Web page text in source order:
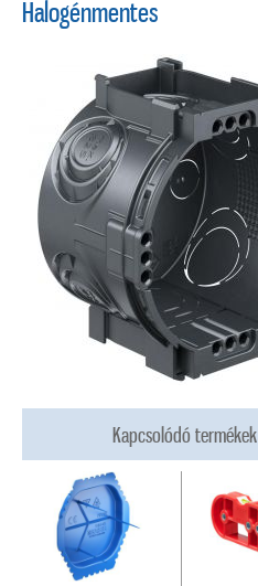
Halogénmentes
Kapcsolódó termékek